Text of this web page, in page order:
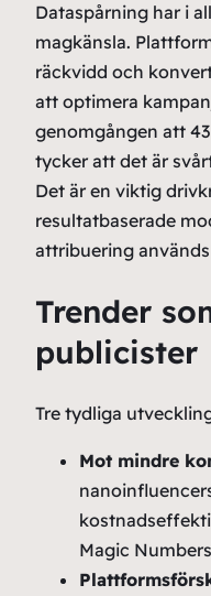
Dataspårning har i
magkänsla.
räckvidd och
att optimera
genomgången att
tycker att det är
Det är en viktig
resultatbaserade
attribuering används
Trender
publicister
Tre tydliga
Mot mindre
Magic